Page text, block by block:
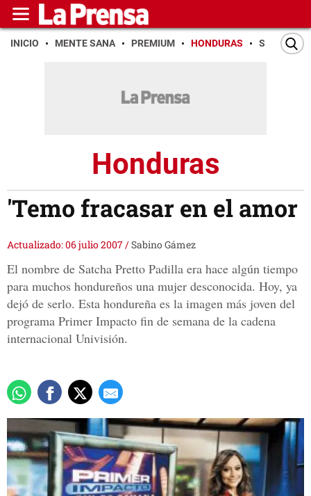
INICIO MENTE SANA PREMIUM HONDURAS SAN PEDRO
Honduras
'Temo fracasar en el amor
Actualizado: 06 julio 2007/Sabino Gámez
El nombre de Satcha Pretto Padilla era hace algún tiempo
para muchos hondureños una mujer desconocida. Hoy, ya
dejó de serlo. Esta hondureña es la imagen más joven del
programa Primer Impacto fin de semana de la cadena
internacional Univisión.